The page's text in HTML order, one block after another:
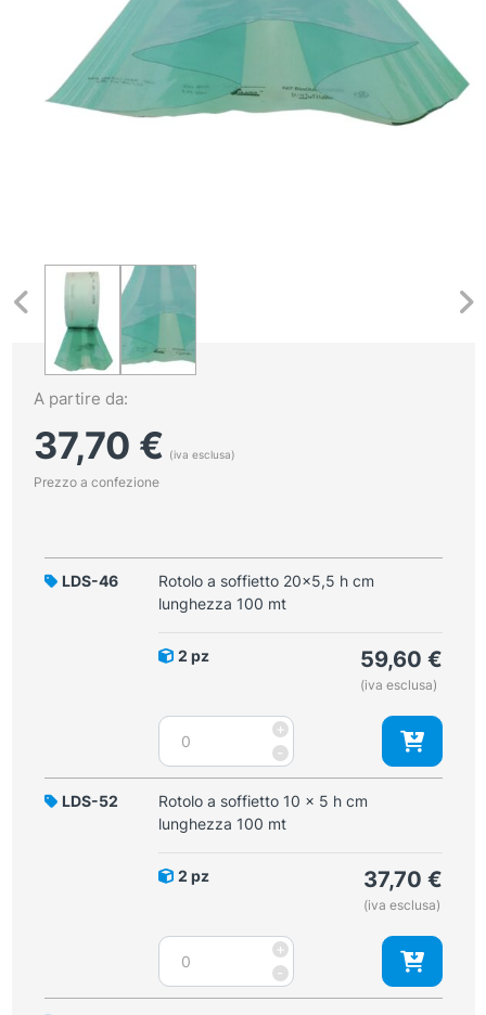
A partire da:
37,70 € (iva esclusa)
Prezzo a confezione
LDS-46
Rotolo a soffietto 20x5,5 h cm
lunghezza 100 mt
2 pz 59,60 €
(iva esclusa)
-
Rotolo
soffietto
20x5,5
h
100
+
LDS-52
Rotolo a soffietto 10 x 5 h cm
lunghezza 100 mt
2 pz 37,70 €
(iva esclusa)
-
Rotolo
soffietto
+